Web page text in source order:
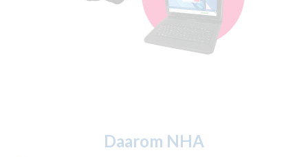
Daarom NHA